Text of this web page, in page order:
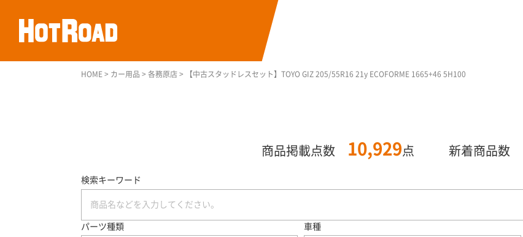
HOME > カー用品 > 各務原店 > 【中古スタッドレスセット】TOYO GIZ 205/55R16 21y ECOFORME 1665+46 5H100
商品掲載点数 10,929 点 新着商品数
検索キーワード
パーツ種類 車種